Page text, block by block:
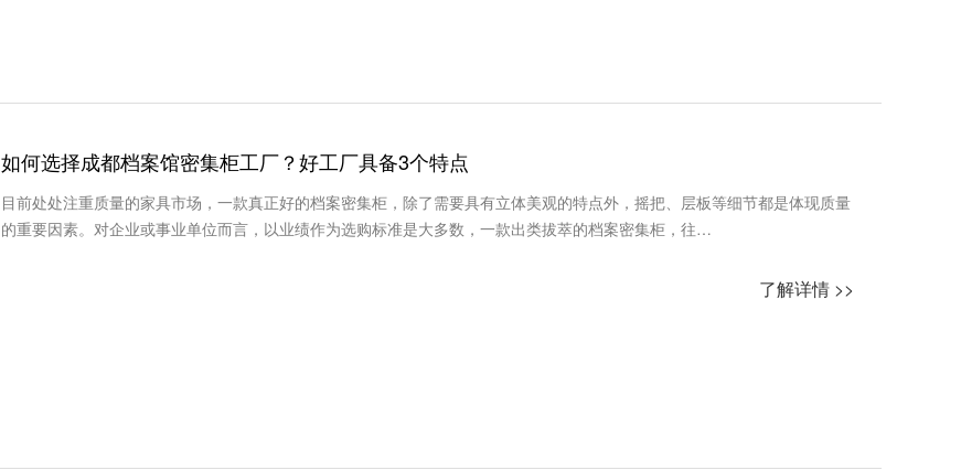
如何选择成都档案馆密集柜工厂？好工厂具备3个特点
目前处处注重质量的家具市场，一款真正好的档案密集柜，除了需要具有立体美观的特点外，摇把、层板等细节都是体现质量
的重要因素。对企业或事业单位而言，以业绩作为选购标准是大多数，一款出类拔萃的档案密集柜，往…
了解详情 >>